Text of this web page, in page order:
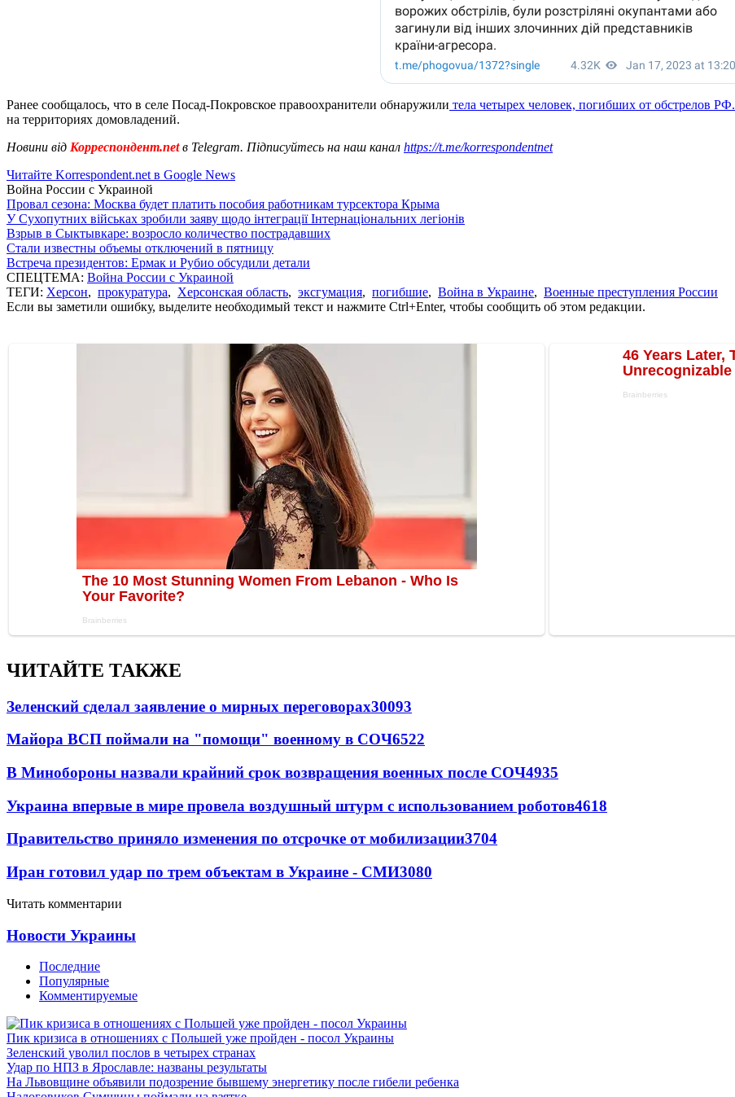
Ранее сообщалось, что в селе Посад-Покровское правоохранители обнаружили тела четырех человек, погибших от обстрелов РФ.
на территориях домовладений.
Новини від Корреспондент.netв Telegram. Підписуйтесь на наш канал https://t.me/korrespondentnet
Читайте Korrespondent.net в Google News
Война России с Украиной
Провал сезона: Москва будет платить пособия работникам турсектора Крыма
У Сухопутних військах зробили заяву щодо інтеграції Інтернаціональних легіонів
Взрыв в Сыктывкаре: возросло количество пострадавших
Стали известны объемы отключений в пятницу
Встреча президентов: Ермак и Рубио обсудили детали
СПЕЦТЕМА: Война России с Украиной
ТЕГИ: Херсон, прокуратура, Херсонская область, эксгумация, погибшие, Война в Украине, Военные преступления России
Если вы заметили ошибку, выделите необходимый текст и нажмите Ctrl+Enter, чтобы сообщить об этом редакции.
ЧИТАЙТЕ ТАКЖЕ
Зеленский сделал заявление о мирных переговорах30093
Майора ВСП поймали на "помощи" военному в СОЧ6522
В Минобороны назвали крайний срок возвращения военных после СОЧ4935
Украина впервые в мире провела воздушный штурм с использованием роботов4618
Правительство приняло изменения по отсрочке от мобилизации3704
Иран готовил удар по трем объектам в Украине - СМИ3080
Читать комментарии
Новости Украины
Последние
Популярные
Комментируемые
Пик кризиса в отношениях с Польшей уже пройден - посол Украины
Зеленский уволил послов в четырех странах
Удар по НПЗ в Ярославле: названы результаты
На Львовщине объявили подозрение бывшему энергетику после гибели ребенка